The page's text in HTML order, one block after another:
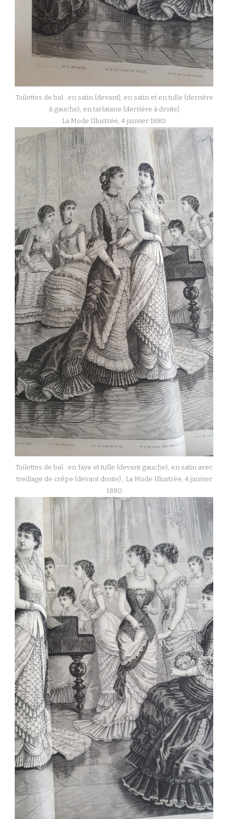
Toilettes de bal : en satin (devant), en satin et en tulle (derrière
à gauche), en tarlatane (derrière à droite)
La Mode Illustrée, 4 janvier 1880
Toilettes de bal : en faye et tulle (devant gauche), en satin avec
treillage de crêpe (devant droite) , La Mode Illustrée, 4 janvier
1880